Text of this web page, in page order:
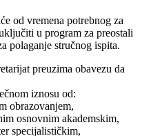
od vremena potrebnog za
u program za preostali
polaganje stručnog ispita.
preuzima obavezu da
iznosu od:
obrazovanjem,
osnovnim akademskim,
specijalističkim,